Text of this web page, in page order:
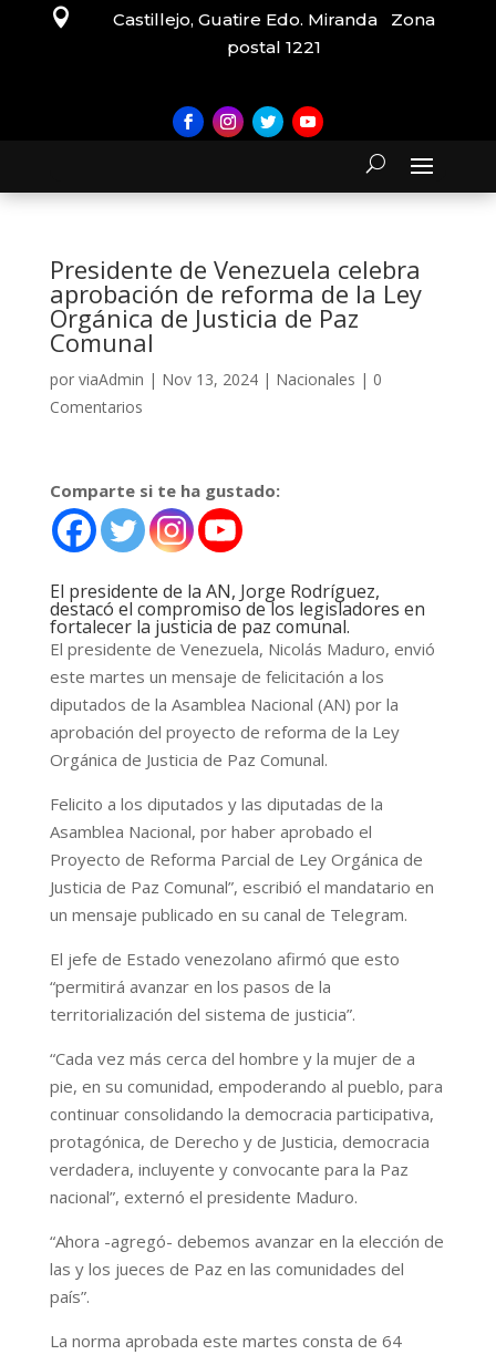

Castillejo, Guatire Edo. Miranda Zona
postal 1221
Presidente de Venezuela celebra
aprobación de reforma de la Ley
Orgánica de Justicia de Paz
Comunal
por viaAdmin | Nov 13, 2024| Nacionales | 0
Comentarios
Comparte si te ha gustado:
El presidente de la AN, Jorge Rodríguez,
destacó el compromiso de los legisladores en
fortalecer la justicia de paz comunal.
El presidente de Venezuela, Nicolás Maduro, envió
este martes un mensaje de felicitación a los
diputados de la Asamblea Nacional (AN) por la
aprobación del proyecto de reforma de la Ley
Orgánica de Justicia de Paz Comunal.
Felicito a los diputados y las diputadas de la
Asamblea Nacional, por haber aprobado el
Proyecto de Reforma Parcial de Ley Orgánica de
Justicia de Paz Comunal”, escribió el mandatario en
un mensaje publicado en su canal de Telegram.
El jefe de Estado venezolano afirmó que esto
“permitirá avanzar en los pasos de la
territorialización del sistema de justicia”.
“Cada vez más cerca del hombre y la mujer de a
pie, en su comunidad, empoderando al pueblo, para
continuar consolidando la democracia participativa,
protagónica, de Derecho y de Justicia, democracia
verdadera, incluyente y convocante para la Paz
nacional”, externó el presidente Maduro.
“Ahora -agregó- debemos avanzar en la elección de
las y los jueces de Paz en las comunidades del
país”.
La norma aprobada este martes consta de 64